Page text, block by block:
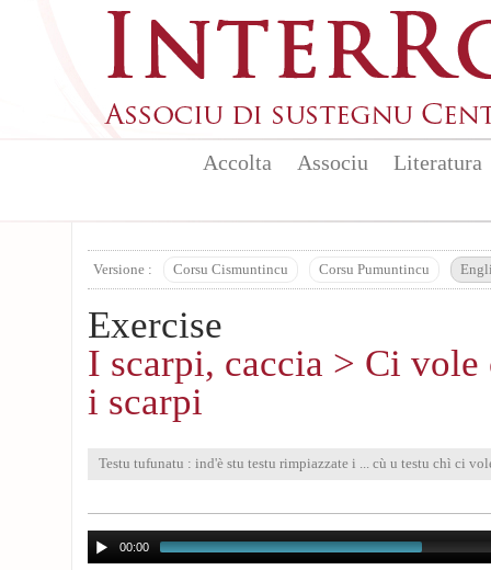
Accolta Associu Literatura
Versione : Corsu Cismuntincu Corsu Pumuntincu
Exercise
I scarpi, caccia > Ci vole
i scarpi
Testu tufunatu : ind'è stu testu rimpiazzate i ... cù u testu chì ci
00:00